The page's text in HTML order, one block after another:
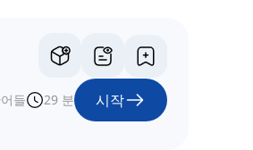
들 29 분 시작